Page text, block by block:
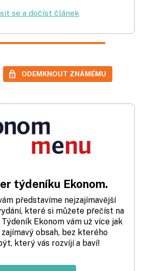
se a dočíst článek
ODEMKNOUT ZNÁMÉMU
týdeníku Ekonom.
představíme nejzajímavější
které si můžete přečíst na
Ekonom vám už více jak
obsah, bez kterého
který vás rozvíjí a baví!